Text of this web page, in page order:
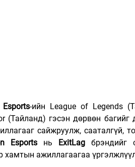
-ийн League of Legends
сайжруулж, сааталгүй,
Esports нь ExitLag брэндийг
хамтын ажиллагаагаа